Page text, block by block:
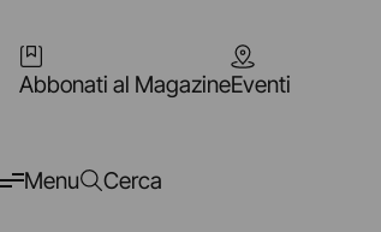
Abbonati al MagazineEventi
Menu Cerca